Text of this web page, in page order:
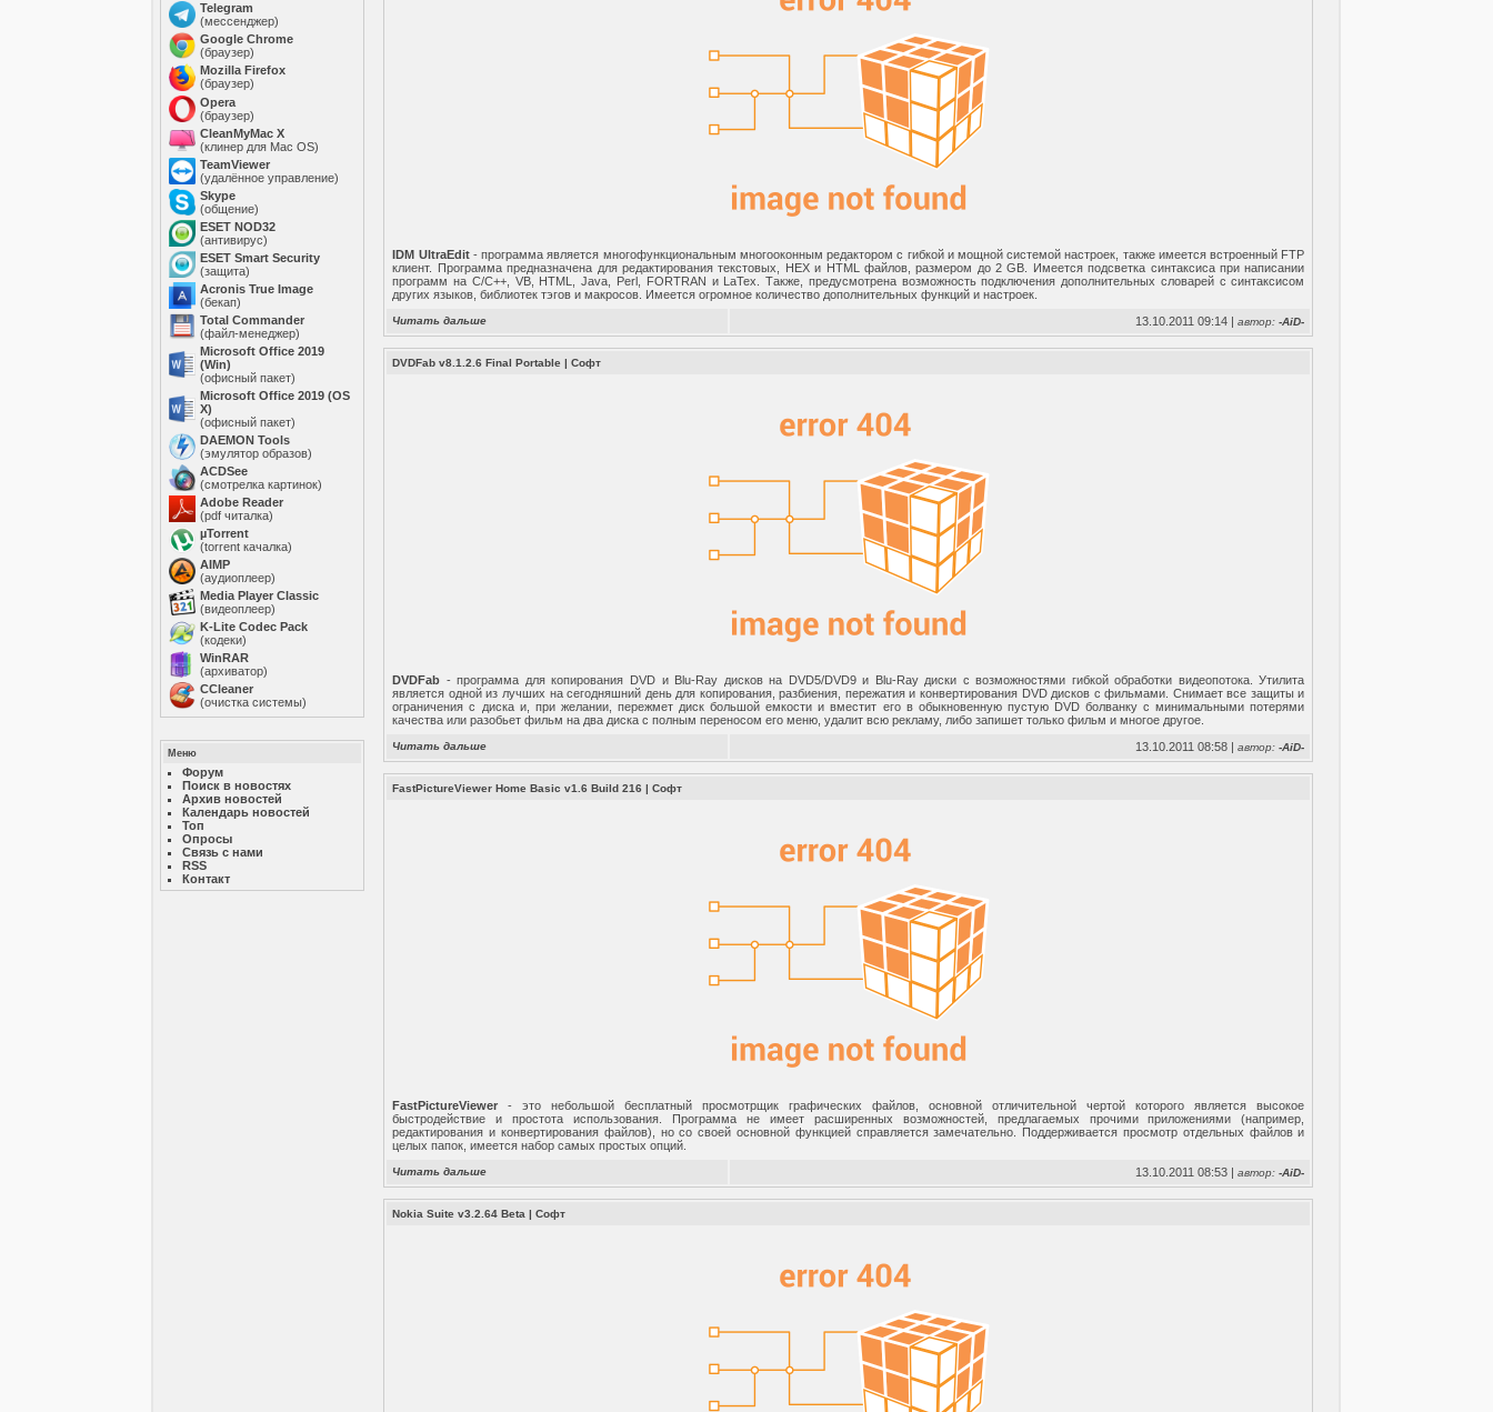
Telegram
(мессенджер)
Google Chrome
(браузер)
Mozilla Firefox
(браузер)
Opera
(браузер)
CleanMyMac X
(клинер для Mac OS)
TeamViewer
(удалённое управление)
Skype
(общение)
ESET NOD32
(антивирус)
ESET Smart Security
(защита)
Acronis True Image
(бекап)
Total Commander
(файл-менеджер)
Microsoft Office 2019
(Win)
(офисный пакет)
Microsoft Office 2019 (OS
X)
(офисный пакет)
DAEMON Tools
(эмулятор образов)
ACDSee
(смотрелка картинок)
Adobe Reader
(pdf читалка)
µTorrent
(torrent качалка)
AIMP
(аудиоплеер)
Media Player Classic
(видеоплеер)
K-Lite Codec Pack
(кодеки)
WinRAR
(архиватор)
ССleaner
(очистка системы)
Меню
Форум
Поиск в новостях
Архив новостей
Календарь новостей
Топ
Опросы
Связь с нами
RSS
Контакт
IDM UltraEdit- программа является многофункциональным многооконным редактором с гибкой и мощной системой настроек, также имеется встроенный FTP
клиент. Программа предназначена для редактирования текстовых, HEX и HTML файлов, размером до 2 GB. Имеется подсветка синтаксиса при написании
программ на C/C++, VB, HTML, Java, Perl, FORTRAN и LaTex. Также, предусмотрена возможность подключения дополнительных словарей с синтаксисом
других языков, библиотек тэгов и макросов. Имеется огромное количество дополнительных функций и настроек.
Читать дальше 13.10.2011 09:14 |автор:-AiD-
DVDFab v8.1.2.6 Final Portable |Софт
DVDFab - программа для копирования DVD и Blu-Ray дисков на DVD5/DVD9 и Blu-Ray диски с возможностями гибкой обработки видеопотока. Утилита
является одной из лучших на сегодняшний день для копирования, разбиения, пережатия и конвертирования DVD дисков с фильмами. Снимает все защиты и
ограничения с диска и, при желании, пережмет диск большой емкости и вместит его в обыкновенную пустую DVD болванку с минимальными потерями
качества или разобьет фильм на два диска с полным переносом его меню, удалит всю рекламу, либо запишет только фильм и многое другое.
Читать дальше 13.10.2011 08:58 |автор:-AiD-
FastPictureViewer Home Basic v1.6 Build 216 |Софт
FastPictureViewer - это небольшой бесплатный просмотрщик графических файлов, основной отличительной чертой которого является высокое
быстродействие и простота использования. Программа не имеет расширенных возможностей, предлагаемых прочими приложениями (например,
редактирования и конвертирования файлов), но со своей основной функцией справляется замечательно. Поддерживается просмотр отдельных файлов и
целых папок, имеется набор самых простых опций.
Читать дальше 13.10.2011 08:53 |автор:-AiD-
Nokia Suite v3.2.64 Beta |Софт